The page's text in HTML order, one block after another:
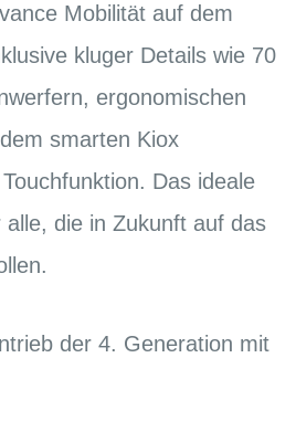
Mobilität auf dem
kluger Details wie 70
ergonomischen
smarten Kiox
Das ideale
alle, die in Zukunft auf das
der 4. Generation mit